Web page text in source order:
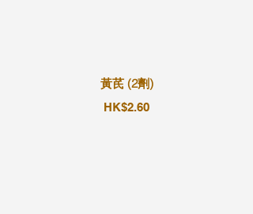
黃芪 (2劑)
HK$2.60